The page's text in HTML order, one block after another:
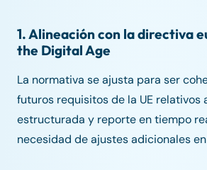
1. Alineación con la directiva
the Digital Age
La normativa se ajusta para ser
futuros requisitos de la UE relativos
estructurada y reporte en tiempo
necesidad de ajustes adicionales